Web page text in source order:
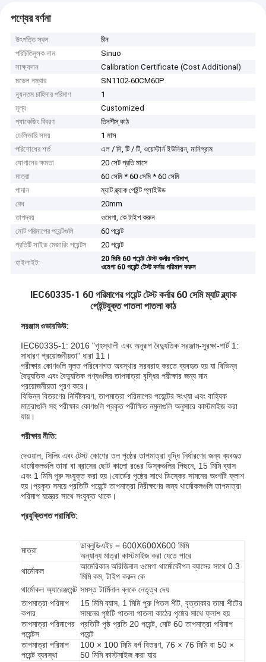
পণ্যের বর্ণনা
উৎপত্তি স্থল
চীন
পরিচিতিমুলক নাম
Sinuo
সাক্ষ্যদান
Calibration Certificate (Cost Additional)
মডেল নম্বার
SN1102-60CM60P
ন্যূনতম চাহিদার পরিমাণ
1
মূল্য
Customized
প্যাকেজিং বিবরণ
তিনপীস্ কাঠ
ডেলিভারি সময়
1 মাস
পরিশোধের শর্ত
এল / সি, টি / টি, ওয়েস্টার্ন ইউনিয়ন, মানিগ্রাম
যোগানের ক্ষমতা
20 সেট প্রতি মাসে
মাত্রা
60 সেমি * 60 সেমি * 60 সেমি
পাদান
ম্যাট ব্ল্যাক পেইন্ট প্লাইউড
বেধ
20mm
তাপদ্বয়
ওমেগা, কে টাইপ করুন
মোট পরিমাপের পয়েন্টগুলি
60 পয়েন্ট
প্রতিটি সাইড মেজারিং পয়েন্টস
20 পয়েন্ট
হাইলাইট:
20 মিমি 60 পয়েন্ট টেস্ট কর্নার পরিমাপ,
ওমেগা 60 পয়েন্ট টেস্ট কর্নার পরিমাপ করুন
IEC60335-1 60 পরিমাপের পয়েন্ট টেস্ট কর্নার 60 সেমি ম্যাট ব্ল্যাক
পেইন্টযুক্ত পাতলা পাতলা কাঠ
সরঞ্জাম ওভারভিউ:
IEC60335-1: 2016 "গৃহস্থালী এবং অনুরূপ বৈদ্যুতিক সরঞ্জাম-সুরক্ষা-পার্ট 1:
সাধারণ প্রয়োজনীয়তা" ধারা 11।
পরীক্ষার কোণগুলি মূলত পরিবেশগত অবস্থার সরবরাহ করতে ব্যবহৃত হয় যা বিভিন্ন
বৈদ্যুতিক এবং বৈদ্যুতিক পণ্যগুলির তাপমাত্রা বৃদ্ধির পরীক্ষার জন্য মান
প্রয়োজনীয়তা পূরণ করে।
বিভিন্ন বিতরণের নির্দিষ্টকরণ, তাপমাত্রা পরিমাপের পয়েন্টের সংখ্যা এবং বাহ্যিক
মাত্রাগুলি সহ পরীক্ষার কোণগুলি প্রকৃত পরীক্ষিত নমুনাগুলি অনুসারে কাস্টমাইজ করা
যায়।
পরীক্ষার নীতি:
দেওয়াল, সিলিং এবং টেস্ট কোণের তল পৃষ্ঠের তাপমাত্রা বৃদ্ধি নির্ধারণের জন্য ব্যবহৃত
থার্মোকলগুলি তামা বা ব্রাসের ছোট কালো রঙের ডিস্কগুলির পিছনে, 15 মিমি ব্যাস
এবং 1 মিমি পুরু সংযুক্ত করা হয়।বোর্ডের পৃষ্ঠের সাথে ডিস্কের সামনের অংশটি ফ্লাশ
হয়।প্রকৃত সময়ে প্রতিটি পয়েন্টে তাপমাত্রা নিরীক্ষণের জন্য থার্মোকলগুলি তাপমাত্রা
পরিমাপ যন্ত্রের সাথে সংযুক্ত থাকে।
প্রযুক্তিগত পরামিতি:
মাত্রা
ডাব্লুডিএইচ = 600X600X600 মিমি
অন্যান্য মাত্রা কাস্টমাইজ করা যেতে পারে
থার্মোকল
আমেরিকান অরিজিনাল ওমেগা থার্মোকৌপল ব্যাসের সাথে 0.3
মিমি কম, টাইপ করুন কে
থার্মোকল অ্যারেঞ্জমেন্ট সমস্ত টার্মিনাল ব্লকে নেতৃত্ব দেয়
তাপমাত্রা পরিমাপ
কপার
15 মিমি ব্যাস, 1 মিমি পুরু পিতল শীট, বৃত্তাকার তামা শীটের
সামনের পৃষ্ঠটি পাতলা পাতলা কাঠের পৃষ্ঠের সাথে ফ্লাশ হয়
তাপমাত্রা পরিমাপের
পয়েন্টস
প্রতিটি পৃষ্ঠ প্রতি 20 পয়েন্ট, মোট 60 তাপমাত্রা পরিমাপ
পয়েন্ট
তাপমাত্রা পরিমাপ
পয়েন্ট ব্যবস্থা
100 × 100 মিমি বর্গ বিতরণ, 76 × 76 মিমি বা 50 ×
50 মিমি কাস্টমাইজ করা যায়